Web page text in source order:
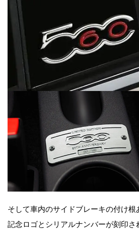
そして車内のサイドブレーキの付け
記念ロゴとシリアルナンバーが刻印さ